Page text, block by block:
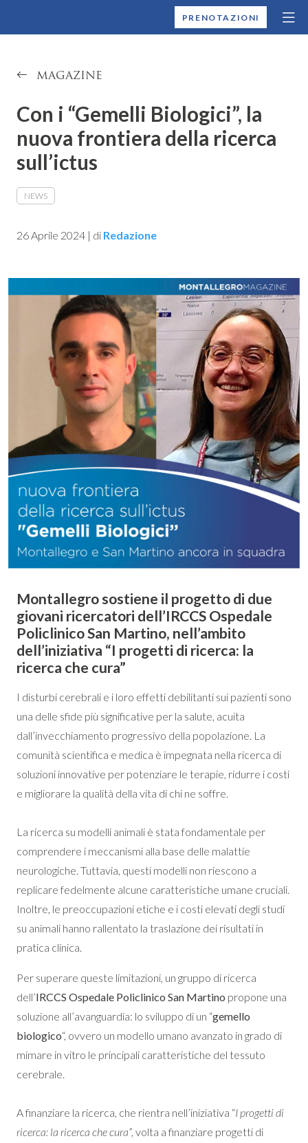
MONTALLEGROPRENOTAZIONI
MAGAZINE
Con i “Gemelli Biologici”, la
nuova frontiera della ricerca
sull’ictus
NEWS
26 Aprile 2024 | di Redazione
Montallegro sostiene il progetto di due
giovani ricercatori dell’IRCCS Ospedale
Policlinico San Martino, nell’ambito
dell’iniziativa “I progetti di ricerca: la
ricerca che cura”
I disturbi cerebrali e i loro effetti debilitanti sui pazienti sono
una delle sfide più significative per la salute, acuita
dall’invecchiamento progressivo della popolazione. La
comunità scientifica e medica è impegnata nella ricerca di
soluzioni innovative per potenziare le terapie, ridurre i costi
e migliorare la qualità della vita di chi ne soffre.
La ricerca su modelli animali è stata fondamentale per
comprendere i meccanismi alla base delle malattie
neurologiche. Tuttavia, questi modelli non riescono a
replicare fedelmente alcune caratteristiche umane cruciali.
Inoltre, le preoccupazioni etiche e i costi elevati degli studi
su animali hanno rallentato la traslazione dei risultati in
pratica clinica.
Per superare queste limitazioni, un gruppo di ricerca
dell’IRCCS Ospedale Policlinico San Martino propone una
soluzione all’avanguardia: lo sviluppo di un “gemello
biologico“, ovvero un modello umano avanzato in grado di
mimare in vitro le principali caratteristiche del tessuto
cerebrale.
A finanziare la ricerca, che rientra nell’iniziativa “I progetti di
ricerca: la ricerca che cura”, volta a finanziare progetti di